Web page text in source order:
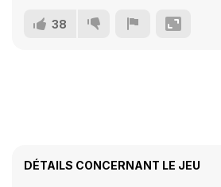
38
DÉTAILS CONCERNANT LE JEU